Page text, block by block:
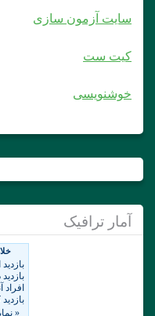
آزمون سازی
ست
ترافیک